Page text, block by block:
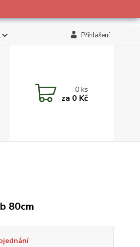
Přihlášení
0ks
za 0 Kč
80cm